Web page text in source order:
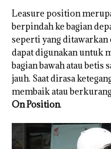
Leasure position
berpindah ke bagian
seperti yang ditawarkan
dapat digunakan untuk
bagian bawah atau betis
jauh. Saat dirasa
membaik atau
On Position.